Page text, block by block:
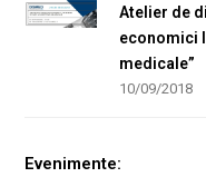
Atelier de
economici
medicale”
10/09/2018
Evenimente: